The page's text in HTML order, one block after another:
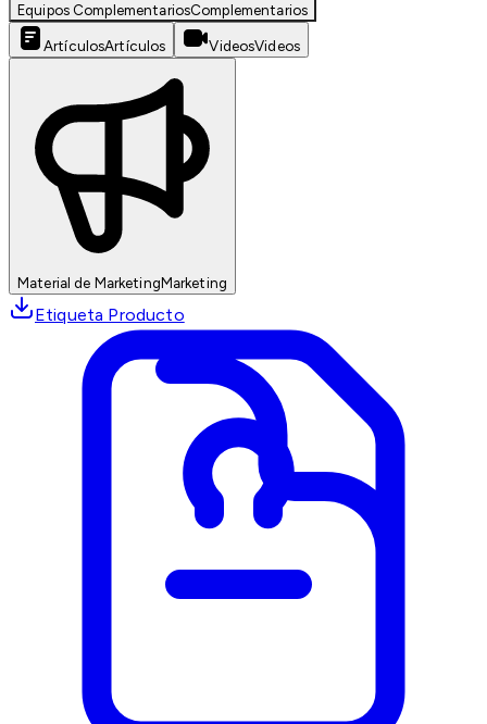
Equipos ComplementariosComplementarios
ArtículosArtículos VideosVideos
Material de MarketingMarketing
Etiqueta Producto